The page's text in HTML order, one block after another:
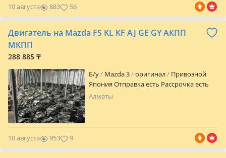
Блок заряженный Коленвал Поршень
шатун Масляный насос Теплообменник
Маслоприемник Поддон второй Картер
Удачных Вам покупок!
10 августа 883 56
Двигатель на Mazda FS KL KF AJ GE GY АКПП
МКПП
288 885 ₸
9
Б/y Mazda 3 оригинал
Привозной
Япония Отправка есть Рассрочка есть
Алматы
10 августа 953 9